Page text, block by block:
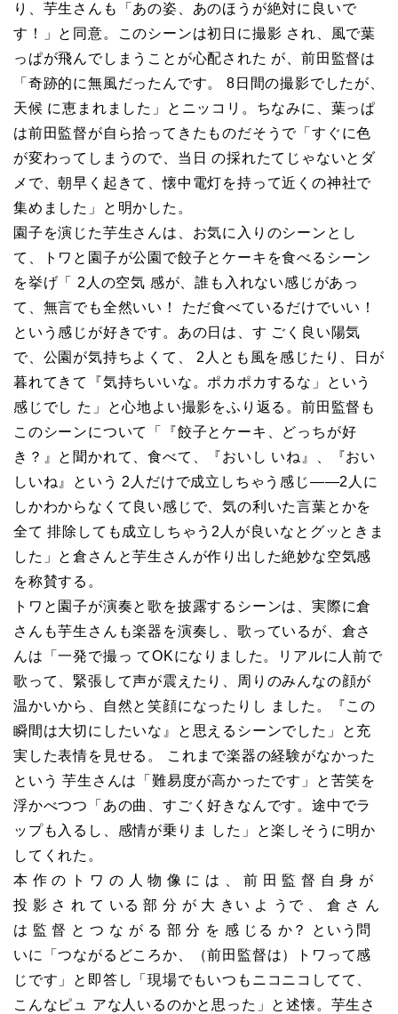
り、芋生さんも「あの姿、あのほうが絶対に良いで
す！」と同意。このシーンは初日に撮影 され、風で葉
っぱが飛んでしまうことが心配された が、前田監督は
「奇跡的に無風だったんです。 8日間の撮影でしたが、
天候 に恵まれました」とニッコリ。ちなみに、葉っぱ
は前田監督が自ら拾ってきたものだそうで「すぐに色
が変わってしまうので、当日 の採れたてじゃないとダ
メで、朝早く起きて、懐中電灯を持って近くの神社で
集めました」と明かした。
園子を演じた芋生さんは、お気に入りのシーンとし
て、トワと園子が公園で餃子とケーキを食べるシーン
を挙げ「 2人の空気 感が、誰も入れない感じがあっ
て、無言でも全然いい！ ただ食べているだけでいい！
という感じが好きです。あの日は、す ごく良い陽気
で、公園が気持ちよくて、 2人とも風を感じたり、日が
暮れてきて『気持ちいいな。ポカポカするな」という
感じでし た」と心地よい撮影をふり返る。前田監督も
このシーンについて「『餃子とケーキ、どっちが好
き？』と聞かれて、食べて、『おいし いね』、『おい
しいね』という 2人だけで成立しちゃう感じ――2人に
しかわからなくて良い感じで、気の利いた言葉とかを
全て 排除しても成立しちゃう2人が良いなとグッときま
した」と倉さんと芋生さんが作り出した絶妙な空気感
を称賛する。
トワと園子が演奏と歌を披露するシーンは、実際に倉
さんも芋生さんも楽器を演奏し、歌っているが、倉さ
んは「一発で撮っ てOKになりました。リアルに人前で
歌って、緊張して声が震えたり、周りのみんなの顔が
温かいから、自然と笑顔になったりし ました。『この
瞬間は大切にしたいな』と思えるシーンでした」と充
実した表情を見せる。 これまで楽器の経験がなかった
という 芋生さんは「難易度が高かったです」と苦笑を
浮かべつつ「あの曲、すごく好きなんです。途中でラ
ップも入るし、感情が乗りま した」と楽しそうに明か
してくれた。
本 作 の ト ワ の 人 物 像 に は 、 前 田 監 督 自 身 が
投 影 さ れ て いる 部 分 が 大 きい よ うで 、 倉 さ ん
は 監 督 と つ な が る 部 分 を 感 じる か？ という問
いに「つながるどころか、（前田監督は）トワって感
じです」と即答し「現場でもいつもニコニコしてて、
こんなピュ アな人いるのかと思った」と述懐。芋生さ